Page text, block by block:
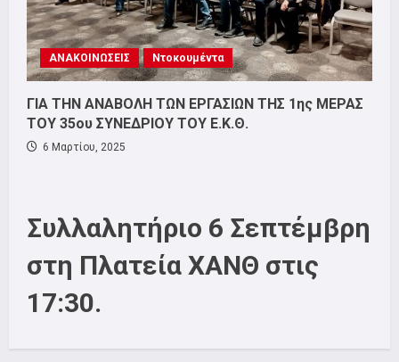
ΑΝΑΚΟΙΝΩΣΕΙΣ Ντοκουμέντα
ΓΙΑ ΤΗΝ ΑΝΑΒΟΛΗ ΤΩΝ ΕΡΓΑΣΙΩΝ ΤΗΣ 1ης ΜΕΡΑΣ
ΤΟΥ 35ου ΣΥΝΕΔΡΙΟΥ ΤΟΥ Ε.Κ.Θ.
6 Μαρτίου, 2025
Συλλαλητήριο 6 Σεπτέμβρη
στη Πλατεία ΧΑΝΘ στις
17:30.